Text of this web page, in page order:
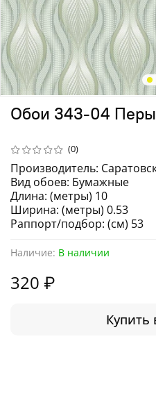
(0)
Наличие: В наличии
Обои 343-04
320 ₽
Купить
Производитель:
Вид обоев: Бумажные
Длина: (метры) 10
Ширина: (метры) 0.53
Раппорт/подбор: (см) 53